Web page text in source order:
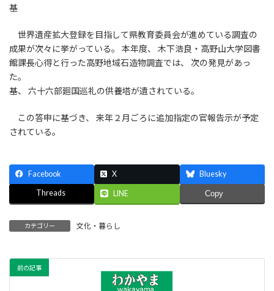
基
世界遺産拡大登録を目指して県教育委員会が進めている調査の
成果が次々に挙がっている。 本年度、 木下浩良・高野山大学図書
館課長心得と行った高野地域石造物調査では、 次の発見があっ
た。
基、 六十六部廻国巡礼の供養塔が遺されている。
この答申に基づき、 来年２月ごろに追加指定の官報告示が予定
されている。
Facebook X Bluesky
Threads LINE Copy
カテゴリー 文化・暮らし
前の記事